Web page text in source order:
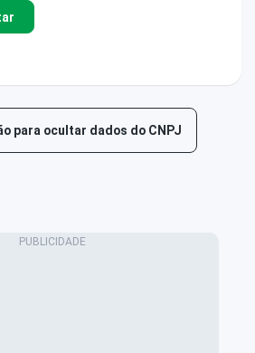
para ocultar dados do CNPJ